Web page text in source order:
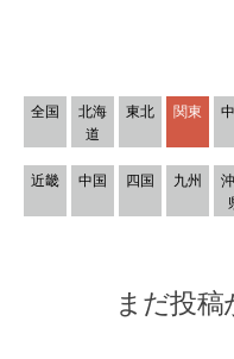
全国
北海
道
東北 関東
近畿 中国 四国 九州
まだ投稿